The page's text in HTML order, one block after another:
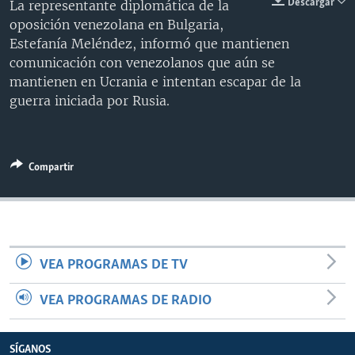
VENEZUELA
BRASIL
NICARAGUA
ECONOMÍA
ENTRETENIMIENTO Y CULTURA
TECNOLOGÍA
DEPORTES
MULTIMEDIA
VIDEOS
FOTOGRAFÍA
AUDIOS
PROGRAMAS TV
EL MUNDO AL DÍA
FORO INTERAMERICANO
RADIO
AVANCE INFORMATIVO
DEPORTIVO INTERNACIONAL
NOTA ECONÓMICA
DIRECT
Learning English
Idiomas
Descargar
La representante diplomática de la
oposición venezolana en Bulgaria,
Estefanía Meléndez, informó que mantienen
comunicación con venezolanos que aún se
mantienen en Ucrania e intentan escapar de la
guerra iniciada por Rusia.
Compartir
VEA PROGRAMAS DE TV
VEA PROGRAMAS DE RADIO
SÍGANOS